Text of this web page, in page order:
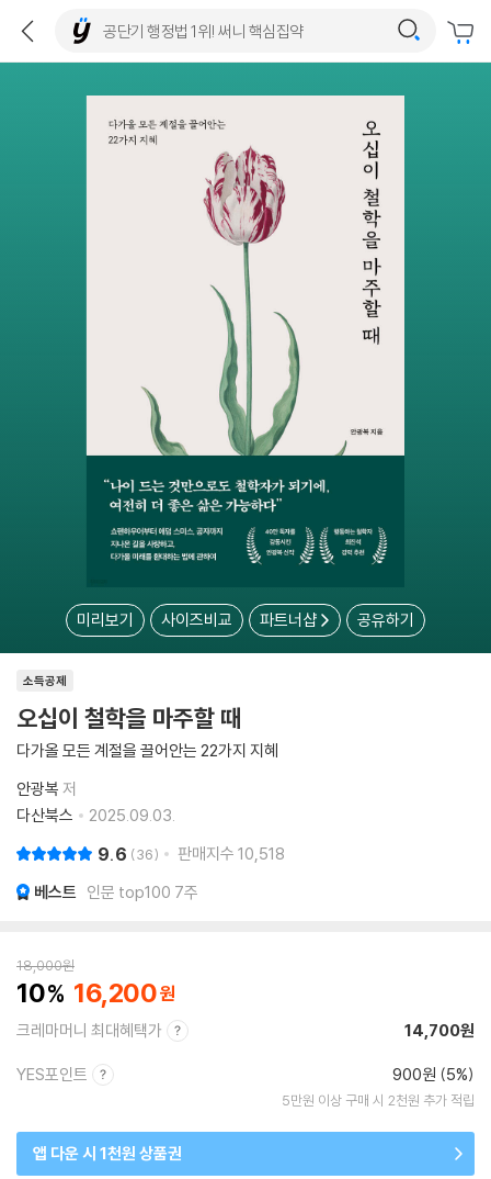
미리보기 사이즈비교 파트너샵 공유하기
소득공제
오십이 철학을 마주할 때
다가올 모든 계절을 끌어안는 22가지 지혜
안광복 저
다산북스
2025.09.03.
9.6 36 판매지수 10,518
베스트 인문 top100 7주
18,000원
10 16,200
크레마머니 최대혜택가 14,700원
YES포인트 900원 (5%)
5만원 이상 구매 시 2천원 추가 적립
앱 다운 시 1천원 상품권